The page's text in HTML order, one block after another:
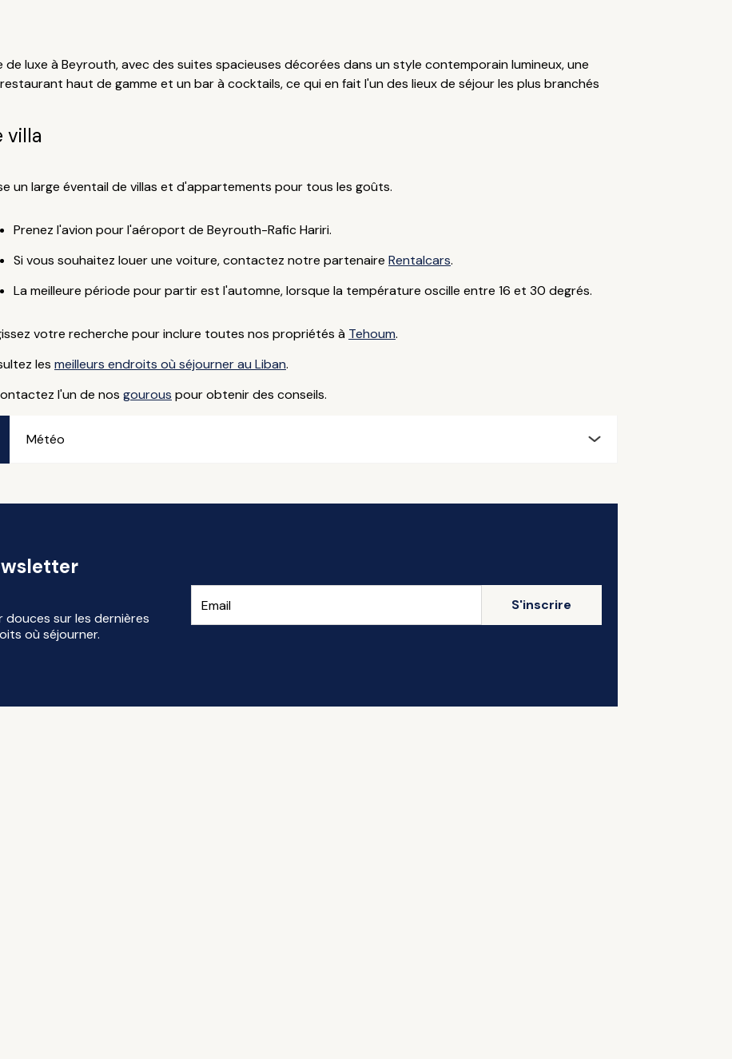
luxe à Beyrouth, avec des suites spacieuses décorées dans un style contemporain lumineux, une
haut de gamme et un bar à cocktails, ce qui en fait l'un des lieux de séjour les plus branchés
villa
un large éventail de villas et d'appartements pour tous les goûts.
Prenez l'avion pour l'aéroport de Beyrouth-Rafic Hariri.
Si vous souhaitez louer une voiture, contactez notre partenaire Rentalcars.
La meilleure période pour partir est l'automne, lorsque la température oscille entre 16 et 30 degrés.
votre recherche pour inclure toutes nos propriétés à Tehoum.
les meilleurs endroits où séjourner au Liban.
l'un de nos gourous pour obtenir des conseils.
Météo
douces sur les dernières
où séjourner.
S'inscrire